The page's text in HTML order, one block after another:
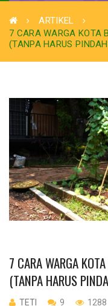
ARTIKEL
7 CARA WARGA KOTA
(TANPA HARUS
7 CARA WARGA
(TANPA HARUS
TETI 9 1288